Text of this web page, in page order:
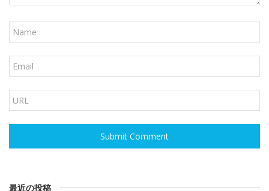
最近の投稿